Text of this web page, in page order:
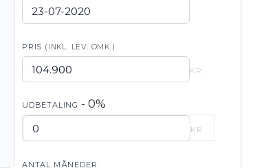
PRIS (INKL. LEV. OMK.)
KR.
UDBETALING - 0%
KR.
ANTAL MÅNEDER